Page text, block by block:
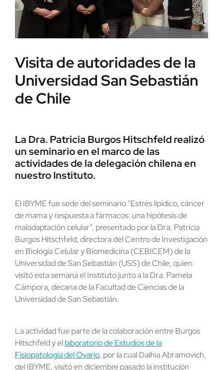
Visita de autoridades de la
Universidad San Sebastián
de Chile
La Dra. Patricia Burgos Hitschfeld realizó
un seminario en el marco de las
actividades de la delegación chilena en
nuestro Instituto.
El IBYME fue sede del seminario “Estrés lipídico, cáncer
de mama y respuesta a fármacos: una hipótesis de
maladaptación celular”, presentado por la Dra. Patricia
Burgos Hitschfeld, directora del Centro de Investigación
en Biología Celular y Biomedicina (CEBICEM) de la
Universidad de San Sebastián (USS) de Chile, quien
visitó esta semana el Instituto junto a la Dra. Pamela
Cámpora, decana de la Facultad de Ciencias de la
Universidad de San Sebastián.
La actividad fue parte de la colaboración entre Burgos
Hitschfeld y ellaboratorio de Estudios de la
Fisiopatología del Ovario, por la cual Dalhia Abramovich,
del IBYME, visitó en diciembre pasado la institución